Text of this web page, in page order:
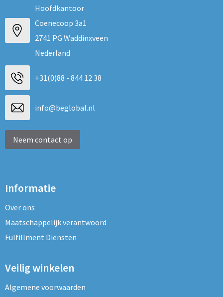
Hoofdkantoor
Coenecoop 3a1
2741 PG Waddinxveen
Nederland
+31(0)88 - 844 12 38
info@beglobal.nl
Neem contact op
Informatie
Over ons
Maatschappelijk verantwoord
Fulfillment Diensten
Veilig winkelen
Algemene voorwaarden